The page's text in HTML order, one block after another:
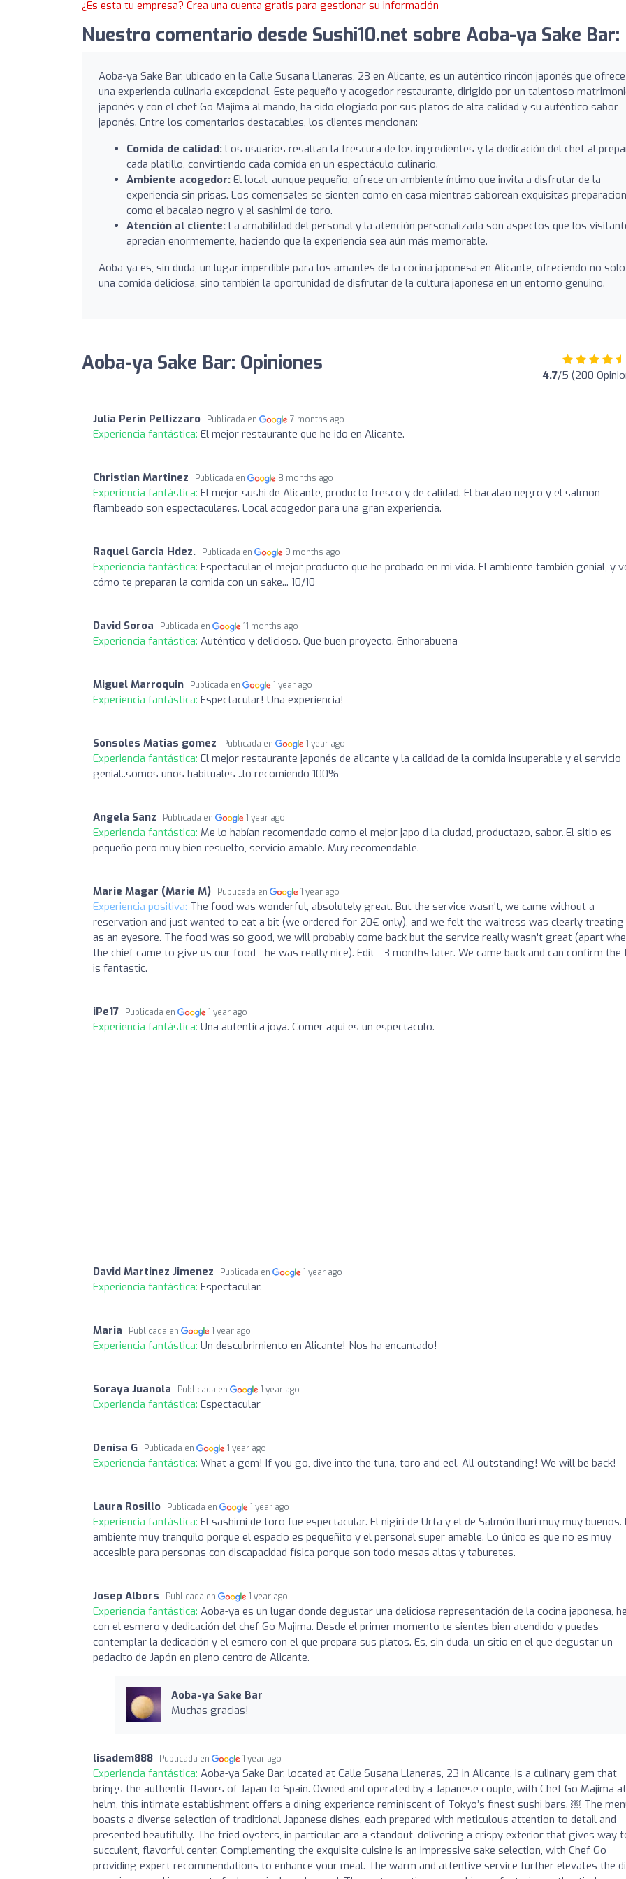
¿Es esta tu empresa? Crea una cuenta gratis para gestionar su información
Nuestro comentario desde Sushi10.net sobre Aoba-ya Sake Bar:
Aoba-ya Sake Bar, ubicado en la Calle Susana Llaneras, 23 en Alicante, es un auténtico rincón japonés que ofrece
una experiencia culinaria excepcional. Este pequeño y acogedor restaurante, dirigido por un talentoso
japonés y con el chef Go Majima al mando, ha sido elogiado por sus platos de alta calidad y su auténtico sabor
japonés. Entre los comentarios destacables, los clientes mencionan:
Comida de calidad: Los usuarios resaltan la frescura de los ingredientes y la dedicación del chef al
cada platillo, convirtiendo cada comida en un espectáculo culinario.
Ambiente acogedor: El local, aunque pequeño, ofrece un ambiente íntimo que invita a disfrutar de la
experiencia sin prisas. Los comensales se sienten como en casa mientras saborean exquisitas
como el bacalao negro y el sashimi de toro.
Atención al cliente: La amabilidad del personal y la atención personalizada son aspectos que los
aprecian enormemente, haciendo que la experiencia sea aún más memorable.
Aoba-ya es, sin duda, un lugar imperdible para los amantes de la cocina japonesa en Alicante, ofreciendo no solo
una comida deliciosa, sino también la oportunidad de disfrutar de la cultura japonesa en un entorno genuino.
Aoba-ya Sake Bar: Opiniones 4.7/5 (200
Julia Perin Pellizzaro Publicada en 7 months ago
Experiencia fantástica: El mejor restaurante que he ido en Alicante.
Christian Martinez Publicada en 8 months ago
Experiencia fantástica: El mejor sushi de Alicante, producto fresco y de calidad. El bacalao negro y el salmon
flambeado son espectaculares. Local acogedor para una gran experiencia.
Raquel Garcia Hdez. Publicada en 9 months ago
Experiencia fantástica: Espectacular, el mejor producto que he probado en mi vida. El ambiente también genial, y
cómo te preparan la comida con un sake... 10/10
David Soroa Publicada en 11 months ago
Experiencia fantástica: Auténtico y delicioso. Que buen proyecto. Enhorabuena
Miguel Marroquin Publicada en 1 year ago
Experiencia fantástica: Espectacular! Una experiencia!
Sonsoles Matias gomez Publicada en 1 year ago
Experiencia fantástica: El mejor restaurante japonés de alicante y la calidad de la comida insuperable y el servicio
genial..somos unos habituales ..lo recomiendo 100%
Angela Sanz Publicada en 1 year ago
Experiencia fantástica: Me lo habían recomendado como el mejor japo d la ciudad, productazo, sabor..El sitio es
pequeño pero muy bien resuelto, servicio amable. Muy recomendable.
Marie Magar (Marie M) Publicada en 1 year ago
Experiencia positiva: The food was wonderful, absolutely great. But the service wasn't, we came without a
reservation and just wanted to eat a bit (we ordered for 20€ only), and we felt the waitress was clearly treating
as an eyesore. The food was so good, we will probably come back but the service really wasn't great (apart
the chief came to give us our food - he was really nice). Edit - 3 months later. We came back and can confirm the
is fantastic.
iPe17 Publicada en 1 year ago
Experiencia fantástica: Una autentica joya. Comer aqui es un espectaculo.
David Martinez Jimenez Publicada en 1 year ago
Experiencia fantástica: Espectacular.
Maria Publicada en 1 year ago
Experiencia fantástica: Un descubrimiento en Alicante! Nos ha encantado!
Soraya Juanola Publicada en 1 year ago
Experiencia fantástica: Espectacular
Denisa G Publicada en 1 year ago
Experiencia fantástica: What a gem! If you go, dive into the tuna, toro and eel. All outstanding! We will be back!
Laura Rosillo Publicada en 1 year ago
Experiencia fantástica: El sashimi de toro fue espectacular. El nigiri de Urta y el de Salmón Iburi muy muy buenos.
ambiente muy tranquilo porque el espacio es pequeñito y el personal super amable. Lo único es que no es muy
accesible para personas con discapacidad física porque son todo mesas altas y taburetes.
Josep Albors Publicada en 1 year ago
Experiencia fantástica: Aoba-ya es un lugar donde degustar una deliciosa representación de la cocina japonesa,
con el esmero y dedicación del chef Go Majima. Desde el primer momento te sientes bien atendido y puedes
contemplar la dedicación y el esmero con el que prepara sus platos. Es, sin duda, un sitio en el que degustar un
pedacito de Japón en pleno centro de Alicante.
Aoba-ya Sake Bar
Muchas gracias!
lisadem888 Publicada en 1 year ago
Experiencia fantástica: Aoba-ya Sake Bar, located at Calle Susana Llaneras, 23 in Alicante, is a culinary gem that
brings the authentic flavors of Japan to Spain. Owned and operated by a Japanese couple, with Chef Go Majima
helm, this intimate establishment offers a dining experience reminiscent of Tokyo’s finest sushi bars. ￼ The
boasts a diverse selection of traditional Japanese dishes, each prepared with meticulous attention to detail and
presented beautifully. The fried oysters, in particular, are a standout, delivering a crispy exterior that gives way
succulent, flavorful center. Complementing the exquisite cuisine is an impressive sake selection, with Chef Go
providing expert recommendations to enhance your meal. The warm and attentive service further elevates the